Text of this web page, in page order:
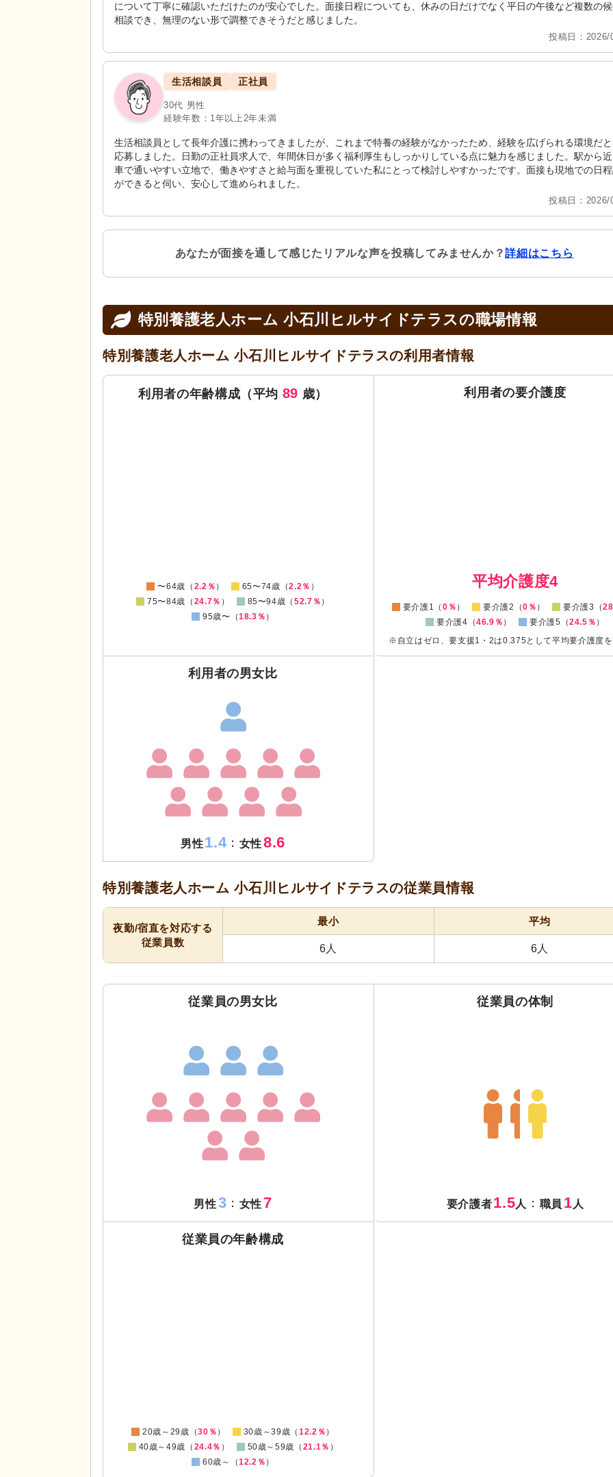
について丁寧に確認いただけたのが安心でした。面接日程についても、休みの日だけでなく平日の午後など複数の
相談でき、無理のない形で調整できそうだと感じました。
投稿日：2026/
生活相談員 正社員
30代 男性
経験年数：1年以上2年未満
生活相談員として長年介護に携わってきましたが、これまで特養の経験がなかったため、経験を広げられる環境だと
応募しました。日勤の正社員求人で、年間休日が多く福利厚生もしっかりしている点に魅力を感じました。駅から
車で通いやすい立地で、働きやすさと給与面を重視していた私にとって検討しやすかったです。面接も現地での日
ができると伺い、安心して進められました。
投稿日：2026/
あなたが面接を通して感じたリアルな声を投稿してみませんか？詳細はこちら
特別養護老人ホーム 小石川ヒルサイドテラスの職場情報
特別養護老人ホーム 小石川ヒルサイドテラスの利用者情報
利用者の年齢構成（平均 89 歳）
〜64歳（ 2.2％ ） 65〜74歳（2.2％ ）
75〜84歳（ 24.7％ ） 85〜94歳（ 52.7％ ）
95歳〜（18.3％ ）
利用者の要介護度
0
平均介護度4
要介護1（0％ ） 要介護2（0％ ） 要介護3（
要介護4（46.9％ ） 要介護5（24.5％ ）
※自立はゼロ、要支援1・2は0.375として平均要介護度を
利用者の男女比
男性1.4 ： 女性8.6
特別養護老人ホーム 小石川ヒルサイドテラスの従業員情報
夜勤/宿直を対応する
従業員数
最小 平均
6人 6人
従業員の男女比
男性3 ： 女性 7
従業員の体制
要介護者1.5人 ： 職員 1 人
従業員の年齢構成
20歳～29歳（30％ ） 30歳～39歳（ 12.2％ ）
40歳～49歳（ 24.4％ ） 50歳～59歳（ 21.1％ ）
60歳～（12.2％ ）